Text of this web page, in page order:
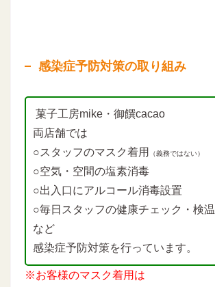
感染症予防対策の取り組み
菓子工房mike・御饌cacao
両店舗では
○スタッフのマスク着用
（義務ではない）
○空気・空間の塩素消毒
○出入口にアルコール消毒設置
○毎日スタッフの健康チェック・検温
など
感染症予防対策を行っています。
※お客様のマスク着用は